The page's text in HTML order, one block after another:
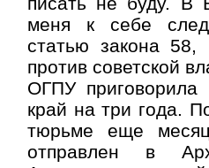
меня к себе
статью закона 58,
против советской
ОГПУ
край на три года.
тюрьме еще
отправлен в